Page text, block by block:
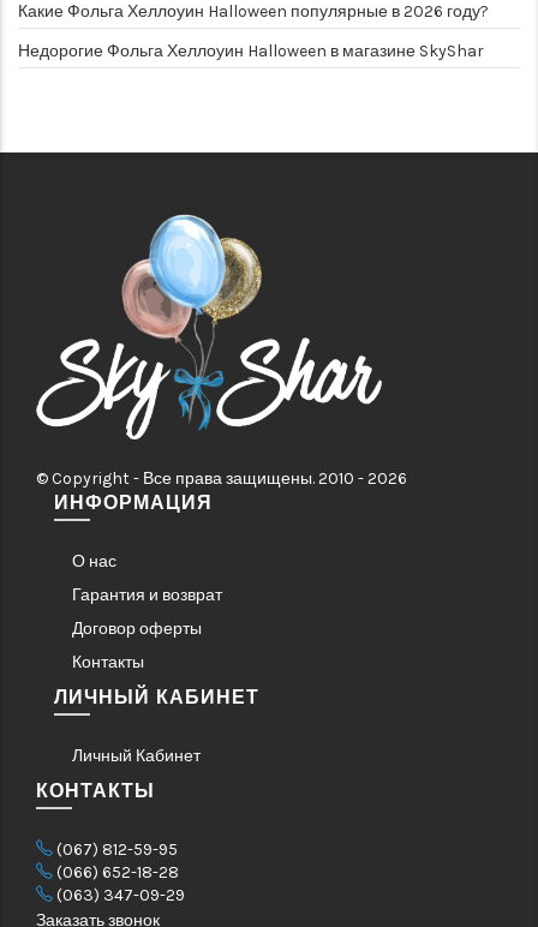
Какие Фольга Хеллоуин Halloween популярные в 2026 году?
Недорогие Фольга Хеллоуин Halloween в магазине SkyShar
© Copyright - Все права защищены. 2010 - 2026
ИНФОРМАЦИЯ
О нас
Гарантия и возврат
Договор оферты
Контакты
ЛИЧНЫЙ КАБИНЕТ
Личный Кабинет
КОНТАКТЫ
(067) 812-59-95
(066) 652-18-28
(063) 347-09-29
Заказать звонок